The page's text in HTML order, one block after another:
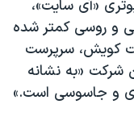
«آی سایت»،
و روسی کمتر شده
کویش، سرپرست
شرکت «به نشانه
و جاسوسی است.»